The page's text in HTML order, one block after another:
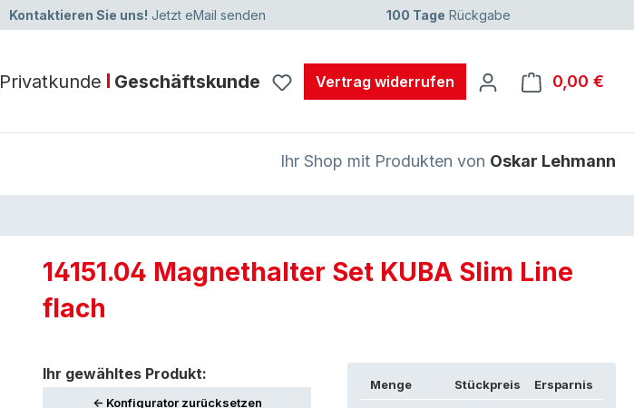
Kontaktieren Sie uns! Jetzt eMail senden 100 Tage Rückgabe
Privatkunde Geschäftskunde Vertrag widerrufen 0,00 €
Ihr Shop mit Produkten von Oskar Lehmann
14151.04 Magnethalter Set KUBA Slim Line
flach
Ihr gewähltes Produkt:
<- Konfigurator zurücksetzen
Menge Stückpreis Ersparnis